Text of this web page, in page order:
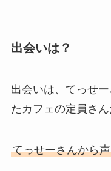
出会いは？
出会いは、てっせ
たカフェの定員さ
てっせーさんから